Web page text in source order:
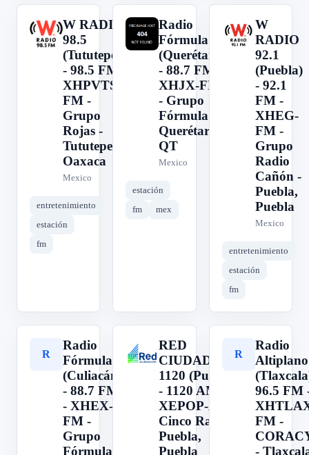
W
W RADIO
98.5
(Tututepec)
- 98.5 FM -
XHPVTS-
FM -
Grupo
Rojas -
Tututepec,
Oaxaca
Mexico
entretenimiento
estación
fm
R
Radio
Fórmula
(Querétaro)
- 88.7 FM -
XHJX-FM
- Grupo
Fórmula -
Querétaro,
QT
Mexico
estación
fm
mex
W
W
RADIO
92.1
(Puebla)
- 92.1
FM -
XHEG-
FM -
Grupo
Radio
Cañón -
Puebla,
Puebla
Mexico
entretenimiento
estación
fm
R
Radio
Fórmula
(Culiacán)
- 88.7 FM
- XHEX-
FM -
Grupo
Fórmula -
R
RED
CIUDADANA
1120 (Puebla)
- 1120 AM -
XEPOP-AM -
Cinco Radio -
Puebla,
Puebla
R
Radio
Altiplano
96.5 FM
FM -
-